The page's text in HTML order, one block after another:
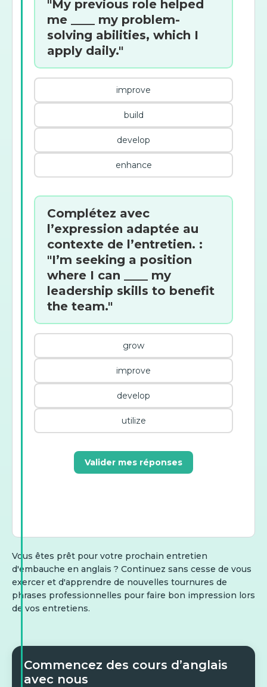
"My previous role helped
me ____ my problem-
solving abilities, which I
apply daily."
improve
build
develop
enhance
Complétez avec
l’expression adaptée au
contexte de l’entretien. :
"I’m seeking a position
where I can ____ my
leadership skills to benefit
the team."
grow
improve
develop
utilize
Valider mes réponses
Vous êtes prêt pour votre prochain entretien
d'embauche en anglais ? Continuez sans cesse de vous
exercer et d'apprendre de nouvelles tournures de
phrases professionnelles pour faire bon impression lors
de vos entretiens.
Commencez des cours d’anglais
avec nous